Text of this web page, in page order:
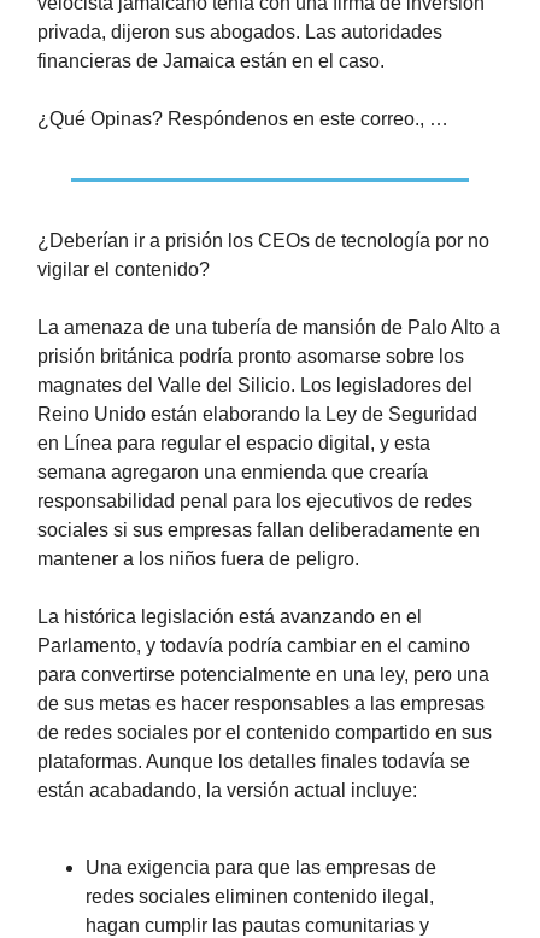
privada, dijeron sus abogados. Las autoridades
financieras de Jamaica están en el caso.
¿Qué Opinas? Respóndenos en este correo., …
¿Deberían ir a prisión los CEOs de tecnología por no
vigilar el contenido?
​La amenaza de una tubería de mansión de Palo Alto a
prisión británica podría pronto asomarse sobre los
magnates del Valle del Silicio. Los legisladores del
Reino Unido están elaborando la Ley de Seguridad
en Línea para regular el espacio digital, y esta
semana agregaron una enmienda que crearía
responsabilidad penal para los ejecutivos de redes
sociales si sus empresas fallan deliberadamente en
mantener a los niños fuera de peligro.
La histórica legislación está avanzando en el
Parlamento, y todavía podría cambiar en el camino
para convertirse potencialmente en una ley, pero una
de sus metas es hacer responsables a las empresas
de redes sociales por el contenido compartido en sus
plataformas. Aunque los detalles finales todavía se
están acabadando, la versión actual incluye:
Una exigencia para que las empresas de
redes sociales eliminen contenido ilegal,
hagan cumplir las pautas comunitarias y